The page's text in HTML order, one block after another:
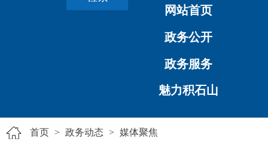
网站首页
政务公开
政务服务
魅力积石山
首页 > 政务动态 > 媒体聚焦